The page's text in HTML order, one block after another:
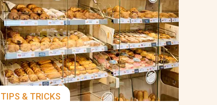
TIPS & TRICKS